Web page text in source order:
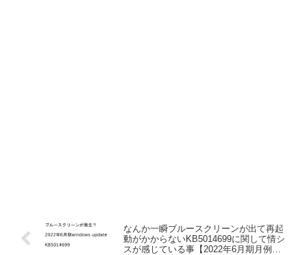
なんか一瞬ブルースクリーンが出て再起
動がかからないKB5014699に関して情シ
スが感じている事【2022年6月期月例更